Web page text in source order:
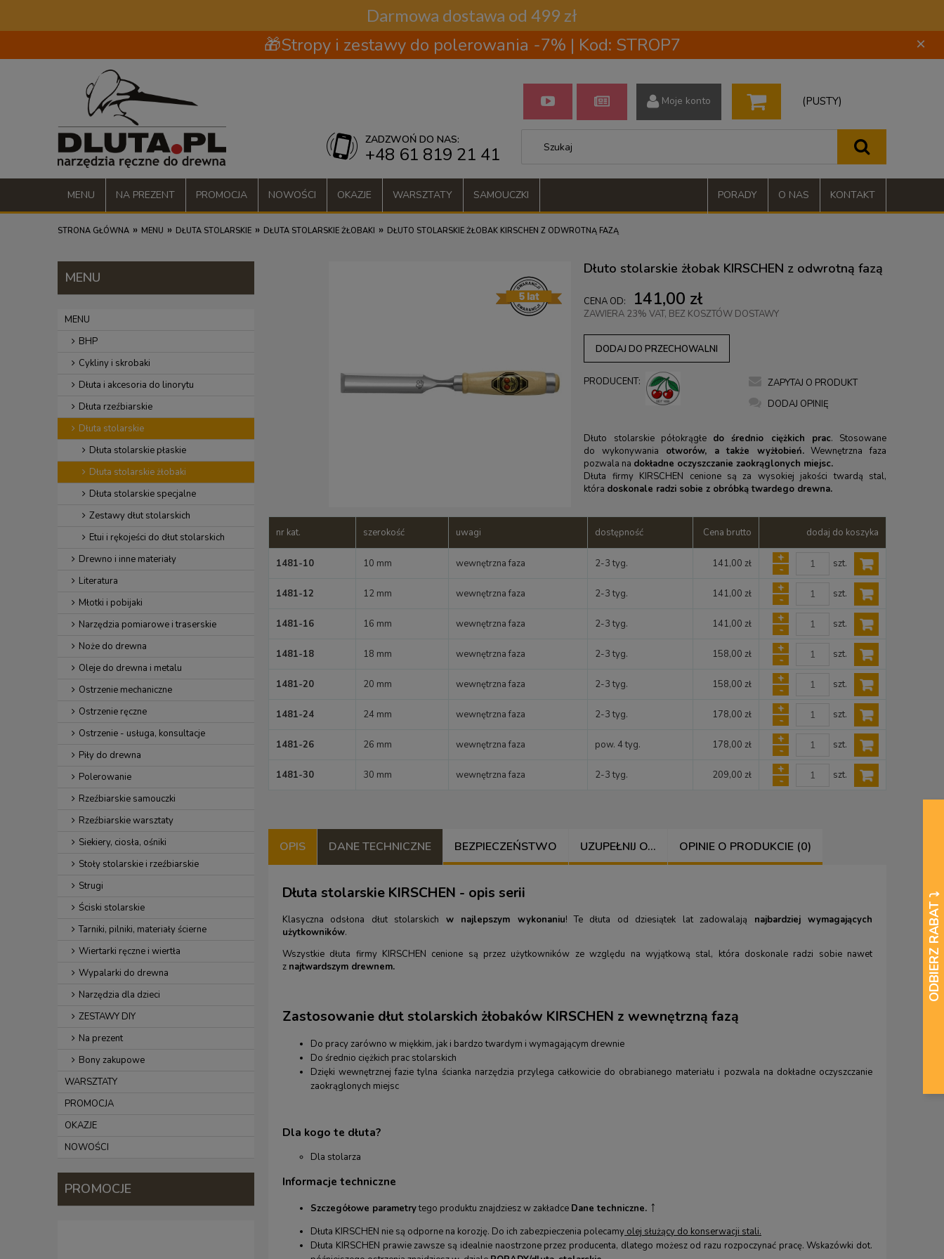
Darmowa dostawa od 499 zł
🎁Stropy i zestawy do polerowania -7% | Kod: STROP7 ×
(PUSTY)
Moje konto
ZADZWOŃ DO NAS:
+48 61 819 21 41
MENU NA PREZENT PROMOCJA NOWOŚCI OKAZJE WARSZTATY SAMOUCZKI KONTAKT
O NAS
PORADY
STRONA GŁÓWNA » MENU » DŁUTA STOLARSKIE » DŁUTA STOLARSKIE ŻŁOBAKI » DŁUTO STOLARSKIE ŻŁOBAK KIRSCHEN Z ODWROTNĄ FAZĄ
MENU
MENU
BHP
Cykliny i skrobaki
Dłuta i akcesoria do linorytu
Dłuta rzeźbiarskie
Dłuta stolarskie
Dłuta stolarskie płaskie
Dłuta stolarskie żłobaki
Dłuta stolarskie specjalne
Zestawy dłut stolarskich
Etui i rękojeści do dłut stolarskich
Drewno i inne materiały
Literatura
Młotki i pobijaki
Narzędzia pomiarowe i traserskie
Noże do drewna
Oleje do drewna i metalu
Ostrzenie mechaniczne
Ostrzenie ręczne
Ostrzenie - usługa, konsultacje
Piły do drewna
Polerowanie
Rzeźbiarskie samouczki
Rzeźbiarskie warsztaty
Siekiery, ciosła, ośniki
Stoły stolarskie i rzeźbiarskie
Strugi
Ściski stolarskie
Tarniki, pilniki, materiały ścierne
Wiertarki ręczne i wiertła
Wypalarki do drewna
Narzędzia dla dzieci
ZESTAWY DIY
Na prezent
Bony zakupowe
WARSZTATY
PROMOCJA
OKAZJE
NOWOŚCI
PROMOCJE
Dłuto stolarskie żłobak KIRSCHEN z odwrotną fazą
CENA OD: 141,00 zł
ZAWIERA 23% VAT, BEZ KOSZTÓW DOSTAWY
DODAJ DO PRZECHOWALNI
PRODUCENT:
ZAPYTAJ O PRODUKT
DODAJ OPINIĘ
Dłuto stolarskie półokrągłe do średnio ciężkich prac. Stosowane
do wykonywania otworów, a także wyżłobień.Wewnętrzna faza
pozwala na dokładne oczyszczanie zaokrąglonych miejsc.
Dłuta firmy KIRSCHEN cenione są za wysokiej jakości twardą stal,
która doskonale radzi sobie z obróbką twardego drewna.
nr kat. szerokość uwagi dostępność Cena brutto dodaj do koszyka
1481-10 10 mm wewnętrzna faza 2-3 tyg. 141,00 zł
+
-
szt.
1481-12 12 mm wewnętrzna faza 2-3 tyg. 141,00 zł
+
-
szt.
1481-16 16 mm wewnętrzna faza 2-3 tyg. 141,00 zł
+
-
szt.
1481-18 18 mm wewnętrzna faza 2-3 tyg. 158,00 zł
+
-
szt.
1481-20 20 mm wewnętrzna faza 2-3 tyg. 158,00 zł
+
-
szt.
1481-24 24 mm wewnętrzna faza 2-3 tyg. 178,00 zł
+
-
szt.
1481-26 26 mm wewnętrzna faza pow. 4 tyg. 178,00 zł
+
-
szt.
1481-30 30 mm wewnętrzna faza 2-3 tyg. 209,00 zł
+
-
szt.
OPIS DANE TECHNICZNE BEZPIECZEŃSTWO UZUPEŁNIJ O... OPINIE O PRODUKCIE (0)
Dłuta stolarskie KIRSCHEN - opis serii
Klasyczna odsłona dłut stolarskich w najlepszym wykonaniu! Te dłuta od dziesiątek lat zadowalają najbardziej wymagających
użytkowników.
Wszystkie dłuta firmy KIRSCHEN cenione są przez użytkowników ze względu na wyjątkową stal, która doskonale radzi sobie nawet
z najtwardszym drewnem.
Zastosowanie dłut stolarskich żłobaków KIRSCHEN z wewnętrzną fazą
Do pracy zarówno w miękkim, jak i bardzo twardym i wymagającym drewnie
Do średnio ciężkich prac stolarskich
Dzięki wewnętrznej fazie tylna ścianka narzędzia przylega całkowicie do obrabianego materiału i pozwala na dokładne oczyszczanie
zaokrąglonych miejsc
Dla kogo te dłuta?
Dla stolarza
Informacje techniczne
Szczegółowe parametrytego produktu znajdziesz w zakładce Dane techniczne. ↑
Dłuta KIRSCHEN nie są odporne na korozję. Do ich zabezpieczenia polecamy olej służący do konserwacji stali.
Dłuta KIRSCHEN prawie zawsze są idealnie naostrzone przez producenta, dlatego możesz od razu rozpoczynać pracę. Wskazówki dot.